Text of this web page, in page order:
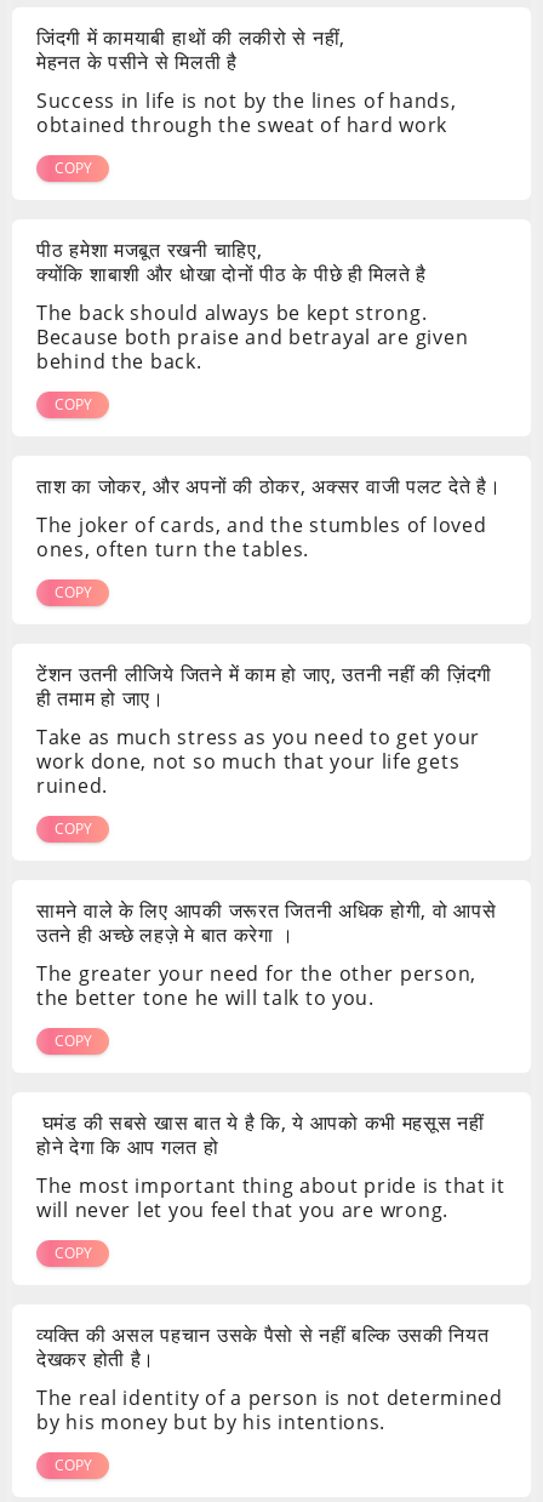
जिंदगी में कामयाबी हाथों की लकीरो से नहीं,
मेहनत के पसीने से मिलती है
Success in life is not by the lines of hands,
obtained through the sweat of hard work
COPY
पीठ हमेशा मजबूत रखनी चाहिए,
क्योंकि शाबाशी और धोखा दोनों पीठ के पीछे ही मिलते है
The back should always be kept strong.
Because both praise and betrayal are given
behind the back.
COPY
ताश का जोकर, और अपनों की ठोकर, अक्सर वाजी पलट देते है।
The joker of cards, and the stumbles of loved
ones, often turn the tables.
COPY
टेंशन उतनी लीजिये जितने में काम हो जाए, उतनी नहीं की ज़िंदगी
ही तमाम हो जाए।
Take as much stress as you need to get your
work done, not so much that your life gets
ruined.
COPY
सामने वाले के लिए आपकी जरूरत जितनी अधिक होगी, वो आपसे
उतने ही अच्छे लहज़े मे बात करेगा ।
The greater your need for the other person,
the better tone he will talk to you.
COPY
घमंड की सबसे खास बात ये है कि, ये आपको कभी महसूस नहीं
होने देगा कि आप गलत हो
The most important thing about pride is that it
will never let you feel that you are wrong.
COPY
व्यक्ति की असल पहचान उसके पैसो से नहीं बल्कि उसकी नियत
देखकर होती है।
The real identity of a person is not determined
by his money but by his intentions.
COPY